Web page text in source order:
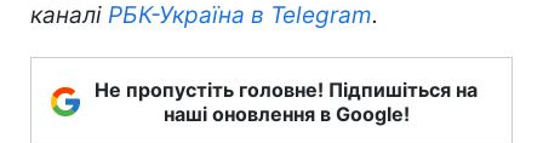
каналі РБК-Україна в Telegram.
Не пропустіть головне! Підпишіться на
наші оновлення в Google!